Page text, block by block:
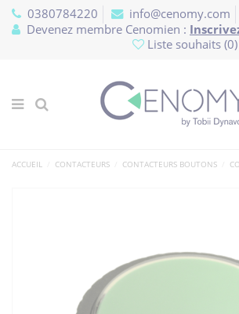
0380784220
info@cenomy.com
Devenez membre Cenomien :
Liste souhaits (0)
ACCUEIL CONTACTEURS CONTACTEURS BOUTONS
Panneau de gestion des cookies